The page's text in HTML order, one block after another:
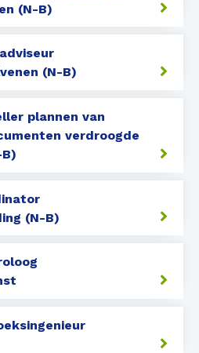
(N-B)
(N-B)
plannen van
verdroogde
(N-B)